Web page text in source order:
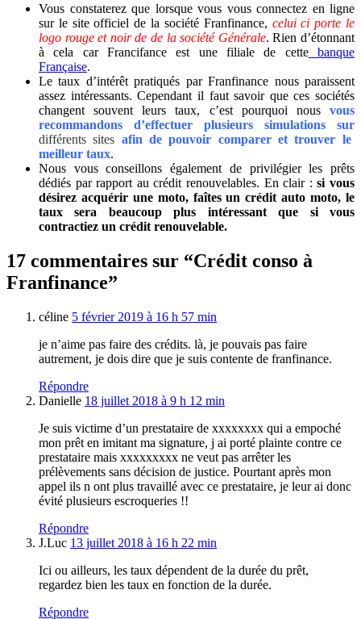
Vous constaterez que lorsque vous vous connectez en ligne
sur le site officiel de la société Franfinance, celui ci porte le
logo rouge et noir de de la société Générale. Rien d’étonnant
à cela car Francifance est une filiale de cettebanque
Française.
Le taux d’intérêt pratiqués par Franfinance nous paraissent
assez intéressants. Cependant il faut savoir que ces sociétés
changent souvent leurs taux, c’est pourquoi nous vous
recommandons d’effectuer plusieurs simulations sur
différents sites afin de pouvoir comparer et trouver le
meilleur taux.
Nous vous conseillons également de privilégier les prêts
dédiés par rapport au crédit renouvelables. En clair :si vous
désirez acquérir une moto, faîtes un crédit auto moto, le
taux sera beaucoup plus intéressant que si vous
contractiez un crédit renouvelable.
17 commentaires sur “Crédit conso à
Franfinance”
céline 5 février 2019 à 16 h 57 min
je n’aime pas faire des crédits. là, je pouvais pas faire
autrement, je dois dire que je suis contente de franfinance.
Répondre
Danielle 18 juillet 2018 à 9 h 12 min
Je suis victime d’un prestataire de xxxxxxxx qui a empoché
mon prêt en imitant ma signature, j ai porté plainte contre ce
prestataire mais xxxxxxxxx ne veut pas arrêter les
prélèvements sans décision de justice. Pourtant après mon
appel ils n ont plus travaillé avec ce prestataire, je leur ai donc
évité plusieurs escroqueries !!
Répondre
J.Luc 13 juillet 2018 à 16 h 22 min
Ici ou ailleurs, les taux dépendent de la durée du prêt,
regardez bien les taux en fonction de la durée.
Répondre